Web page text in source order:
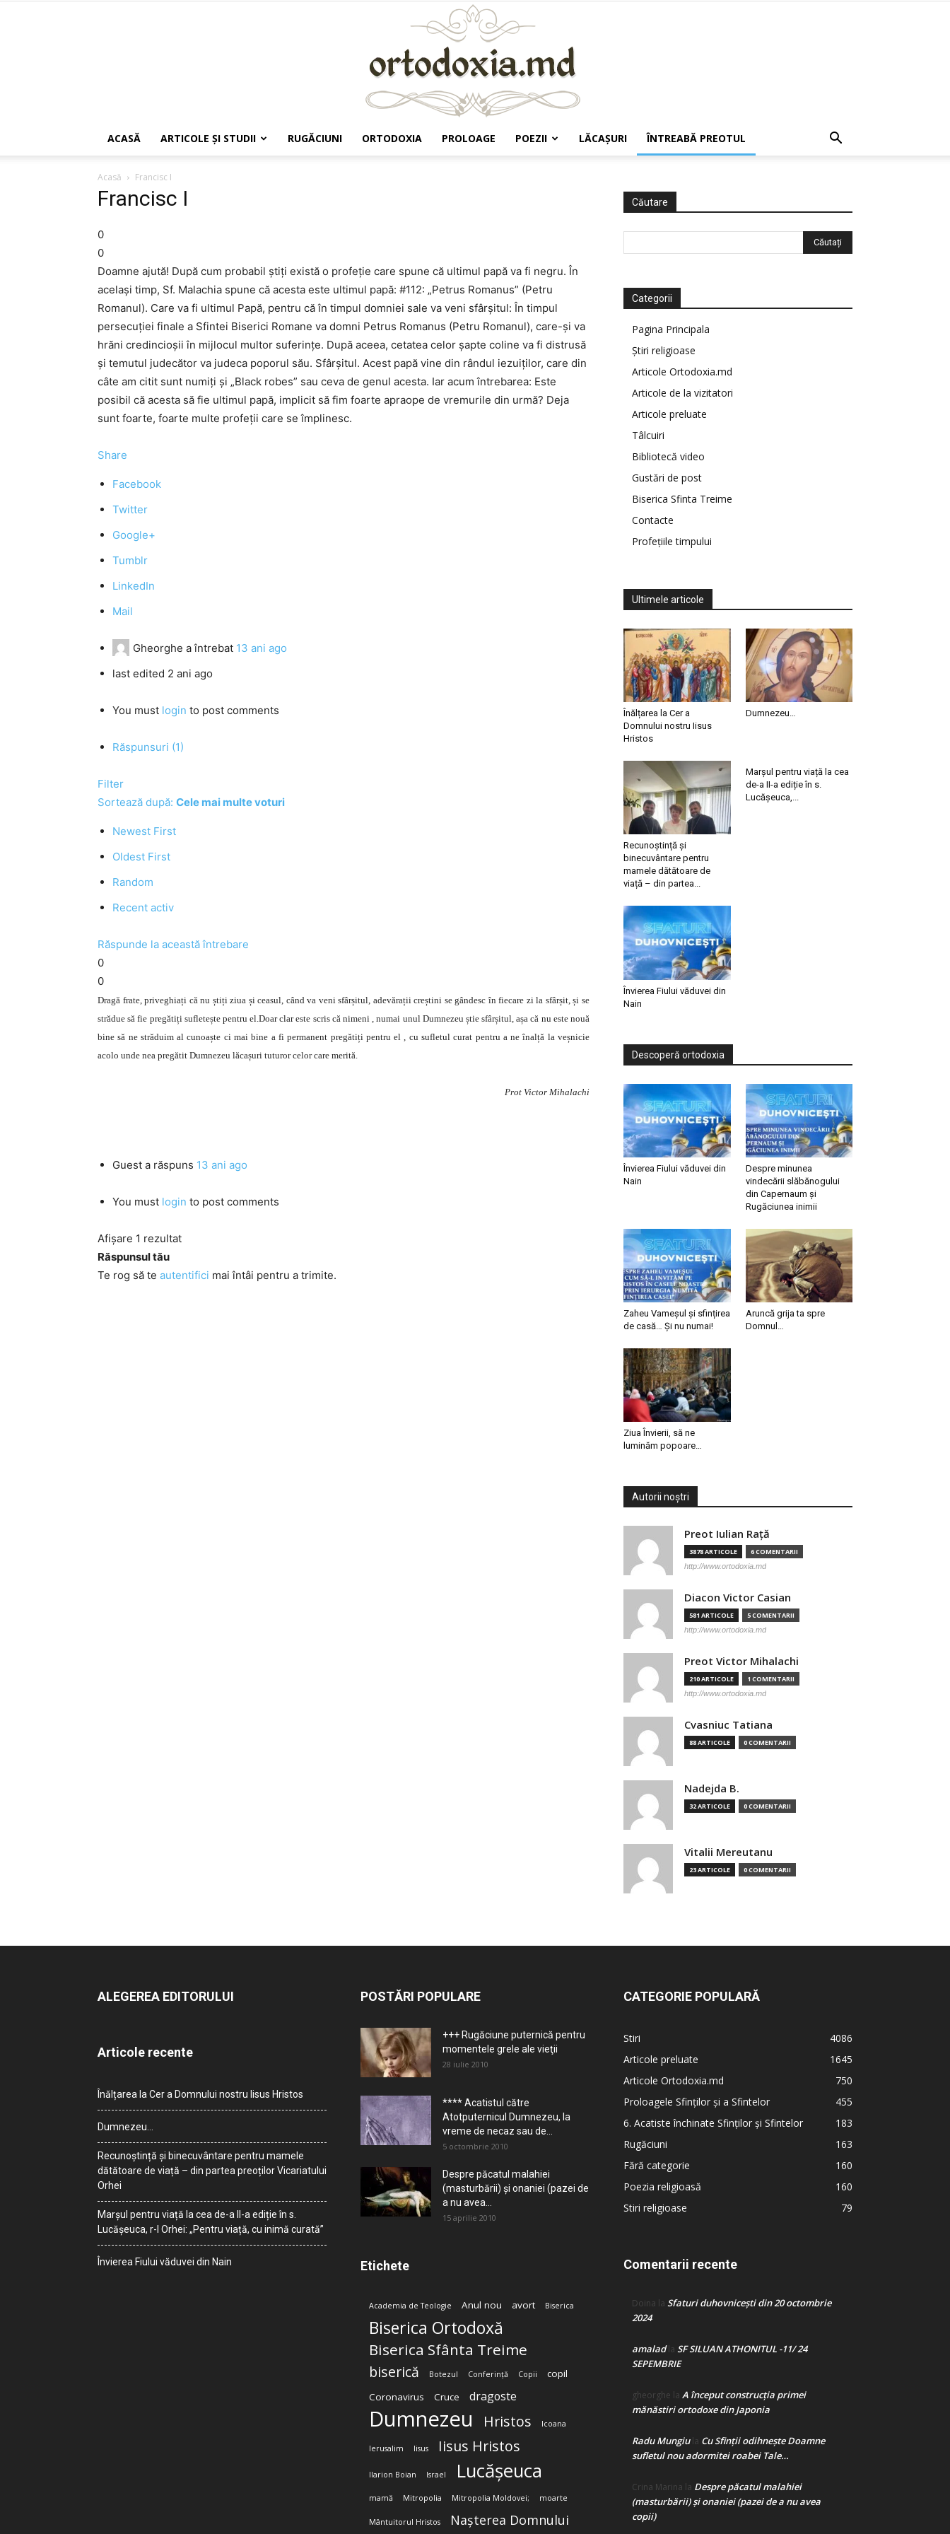
ACASĂ ARTICOLE ŞI STUDII RUGĂCIUNI ORTODOXIA PROLOAGE POEZII LĂCAŞURI ÎNTREABĂ PREOTUL
Acasă Francisc I
Francisc I
0
0
Doamne ajută! După cum probabil ştiţi există o profeţie care spune că ultimul papă va fi negru. În
acelaşi timp, Sf. Malachia spune că acesta este ultimul papă: #112: „Petrus Romanus” (Petru
Romanul). Care va fi ultimul Papă, pentru că în timpul domniei sale va veni sfârşitul: În timpul
persecuţiei finale a Sfintei Biserici Romane va domni Petrus Romanus (Petru Romanul), care-şi va
hrăni credincioşii în mijlocul multor suferinţe. După aceea, cetatea celor şapte coline va fi distrusă
şi temutul judecător va judeca poporul său. Sfârşitul. Acest papă vine din rândul iezuiţilor, care din
câte am citit sunt numiţi şi „Black robes” sau ceva de genul acesta. Iar acum întrebarea: Este
posibil că acesta să fie ultimul papă, implicit să fim foarte apraope de vremurile din urmă? Deja
sunt foarte, foarte multe profeţii care se împlinesc.
Share
Facebook
Twitter
Google+
Tumblr
LinkedIn
Mail
Gheorghe a întrebat 13 ani ago
last edited 2 ani ago
You must login to post comments
Răspunsuri (1)
Filter
Sortează după: Cele mai multe voturi
Newest First
Oldest First
Random
Recent activ
Răspunde la această întrebare
0
0
Dragă frate, priveghiați că nu știți ziua și ceasul, când va veni sfârșitul, adevărații creștini se gândesc în fiecare zi la sfârșit, și se
strădue să fie pregătiți sufletește pentru el.Doar clar este scris că nimeni , numai unul Dumnezeu știe sfârșitul, așa că nu este nouă
bine să ne străduim al cunoaște ci mai bine a fi permanent pregătiți pentru el , cu sufletul curat pentru a ne înalță la veșnicie
acolo unde nea pregătit Dumnezeu lăcașuri tuturor celor care merită.
Prot Victor Mihalachi
Guest a răspuns 13 ani ago
You must login to post comments
Afișare 1 rezultat
Răspunsul tău
Te rog să te autentifici mai întâi pentru a trimite.
Căutare
Categorii
Pagina Principala
Știri religioase
Articole Ortodoxia.md
Articole de la vizitatori
Articole preluate
Tâlcuiri
Bibliotecă video
Gustări de post
Biserica Sfinta Treime
Contacte
Profețiile timpului
Ultimele articole
Înălțarea la Cer a
Domnului nostru Iisus
Hristos
Dumnezeu…
Recunoștință și
binecuvântare pentru
mamele dătătoare de
viață – din partea...
Marșul pentru viață la cea
de-a II-a ediție în s.
Lucășeuca,...
Învierea Fiului văduvei din
Nain
Descoperă ortodoxia
Învierea Fiului văduvei din
Nain
Despre minunea
vindecării slăbănogului
din Capernaum și
Rugăciunea inimii
Zaheu Vameșul și sfințirea
de casă… Și nu numai!
Aruncă grija ta spre
Domnul…
Ziua Învierii, să ne
luminăm popoare…
Autorii noștri
Preot Iulian Raţă
3878 ARTICOLE 6 COMENTARII
http://www.ortodoxia.md
Diacon Victor Casian
581 ARTICOLE 5 COMENTARII
http://www.ortodoxia.md
Preot Victor Mihalachi
210 ARTICOLE 1 COMENTARII
http://www.ortodoxia.md
Cvasniuc Tatiana
88 ARTICOLE 0 COMENTARII
Nadejda B.
32 ARTICOLE 0 COMENTARII
Vitalii Mereutanu
23 ARTICOLE 0 COMENTARII
ALEGEREA EDITORULUI
Articole recente
Înălțarea la Cer a Domnului nostru Iisus Hristos
Dumnezeu…
Recunoștință și binecuvântare pentru mamele
dătătoare de viață – din partea preoților Vicariatului
Orhei
Marșul pentru viață la cea de-a II-a ediție în s.
Lucășeuca, r-l Orhei: „Pentru viață, cu inimă curată”
Învierea Fiului văduvei din Nain
POSTĂRI POPULARE
+++ Rugăciune puternică pentru
momentele grele ale vieţii
28 iulie 2010
**** Acatistul către
Atotputernicul Dumnezeu, la
vreme de necaz sau de...
5 octombrie 2010
Despre păcatul malahiei
(masturbării) şi onaniei (pazei de
a nu avea...
15 aprilie 2010
Etichete
Academia de Teologie Anul nou avort Biserica
Biserica Ortodoxă
Biserica Sfânta Treime
biserică Botezul Conferință Copii
copil
Coronavirus
Cruce dragoste
Dumnezeu Hristos Icoana
Ierusalim Iisus Iisus Hristos
Ilarion Boian Israel Lucășeuca
mamă Mitropolia Mitropolia Moldovei; moarte
Mântuitorul Hristos Nașterea Domnului
CATEGORIE POPULARĂ
Stiri
4086
Articole preluate
1645
Articole Ortodoxia.md
750
Proloagele Sfinților și a Sfintelor
455
6. Acatiste închinate Sfinților și Sfintelor
183
Rugăciuni
163
Fără categorie
160
Poezia religioasă
160
Stiri religioase
79
Comentarii recente
Doina la Sfaturi duhovnicești din 20 octombrie
2024
amaladla SF SILUAN ATHONITUL -11/ 24
SEPEMBRIE
gheorghe la A început construcţia primei
mănăstiri ortodoxe din Japonia
Radu Mungiula Cu Sfinții odihnește Doamne
sufletul nou adormitei roabei Tale…
Crina Marina la Despre păcatul malahiei
(masturbării) şi onaniei (pazei de a nu avea
copii)